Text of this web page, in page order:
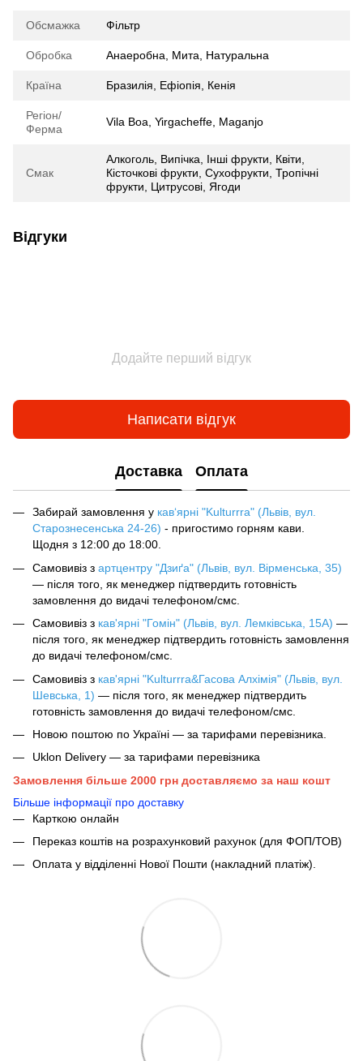
Обсмажка Фільтр
Обробка Анаеробна, Мита, Натуральна
Країна Бразилія, Ефіопія, Кенія
Регіон/
Ферма
Vila Boa, Yirgacheffе, Maganjo
Смак
Алкоголь, Випічка, Інші фрукти, Квіти,
Кісточкові фрукти, Сухофрукти, Тропічні
фрукти, Цитрусові, Ягоди
Відгуки
Додайте перший відгук
Написати відгук
Доставка Оплата
Забирай замовлення у кав‘ярні "Kulturrra" (Львів, вул.
Старознесенська 24-26) - пригостимо горням кави.
Щодня з 12:00 до 18:00.
Самовивіз з артцентру "Дзиґа" (Львів, вул. Вірменська, 35)
— після того, як менеджер підтвердить готовність
замовлення до видачі телефоном/смс.
Самовивіз з кав'ярні "Гомін" (Львів, вул. Лемківська, 15А) —
після того, як менеджер підтвердить готовність замовлення
до видачі телефоном/смс.
Самовивіз з кав'ярні "Kulturrra&Гасова Алхімія" (Львів, вул.
Шевська, 1) — після того, як менеджер підтвердить
готовність замовлення до видачі телефоном/смс.
Новою поштою по Україні — за тарифами перевізника.
Uklon Delivery — за тарифами перевізника
Замовлення більше 2000 грн доставляємо за наш кошт
Більше інформації про доставку
Карткою онлайн
Переказ коштів на розрахунковий рахунок (для ФОП/ТОВ)
Оплата у відділенні Нової Пошти (накладний платіж).